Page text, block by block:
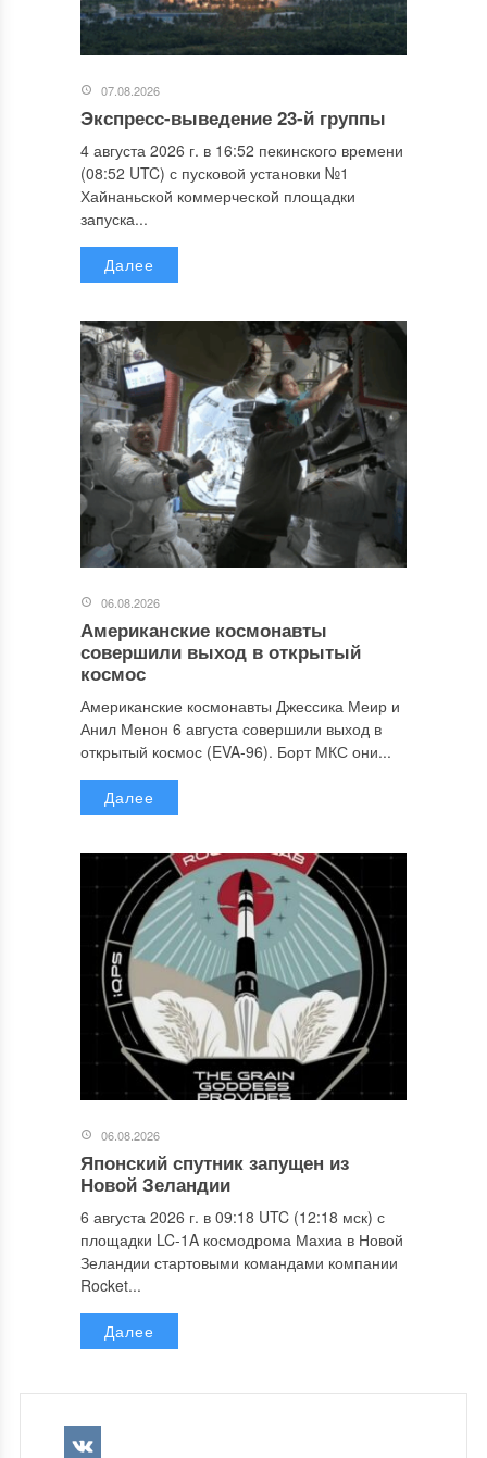
07.08.2026
Экспресс-выведение 23-й группы
4 августа 2026 г. в 16:52 пекинского времени
(08:52 UTC) с пусковой установки №1
Хайнаньской коммерческой площадки
запуска...
Далее
06.08.2026
Американские космонавты
совершили выход в открытый
космос
Американские космонавты Джессика Меир и
Анил Менон 6 августа совершили выход в
открытый космос (EVA-96). Борт МКС они...
Далее
06.08.2026
Японский спутник запущен из
Новой Зеландии
6 августа 2026 г. в 09:18 UTC (12:18 мск) с
площадки LC-1A космодрома Махиа в Новой
Зеландии стартовыми командами компании
Rocket...
Далее